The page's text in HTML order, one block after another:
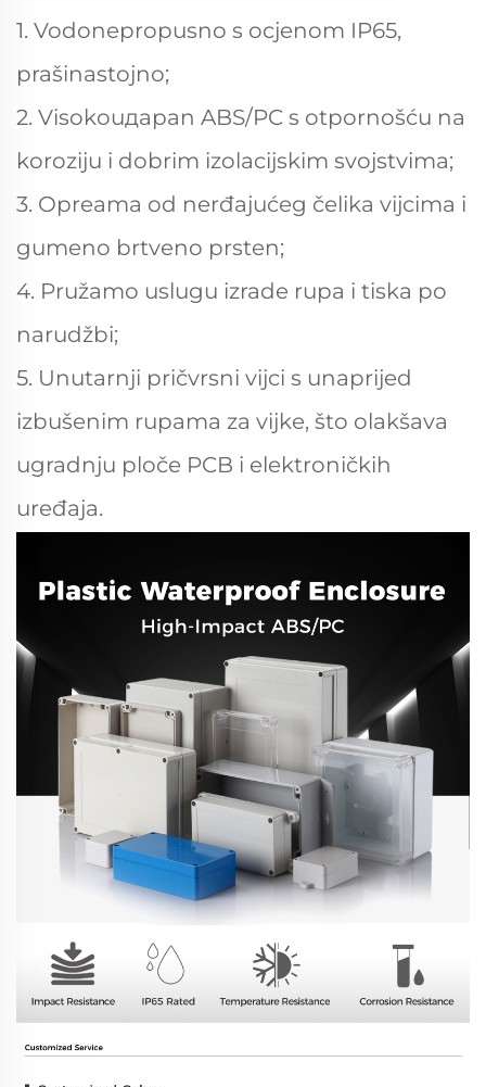
1. Vodonepropusno s ocjenom IP65,
prašinastojno;
2. Visokouдарan ABS/PC s otpornošću na
koroziju i dobrim izolacijskim svojstvima;
3. Opreama od nerđajućeg čelika vijcima i
gumeno brtveno prsten;
4. Pružamo uslugu izrade rupa i tiska po
narudžbi;
5. Unutarnji pričvrsni vijci s unaprijed
izbušenim rupama za vijke, što olakšava
ugradnju ploče PCB i elektroničkih
uređaja.